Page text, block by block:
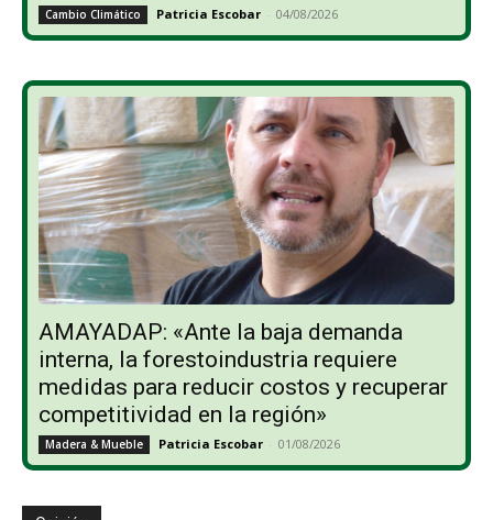
Cambio Climático Patricia Escobar - 04/08/2026
AMAYADAP: «Ante la baja demanda
interna, la forestoindustria requiere
medidas para reducir costos y recuperar
competitividad en la región»
Madera & Mueble Patricia Escobar - 01/08/2026